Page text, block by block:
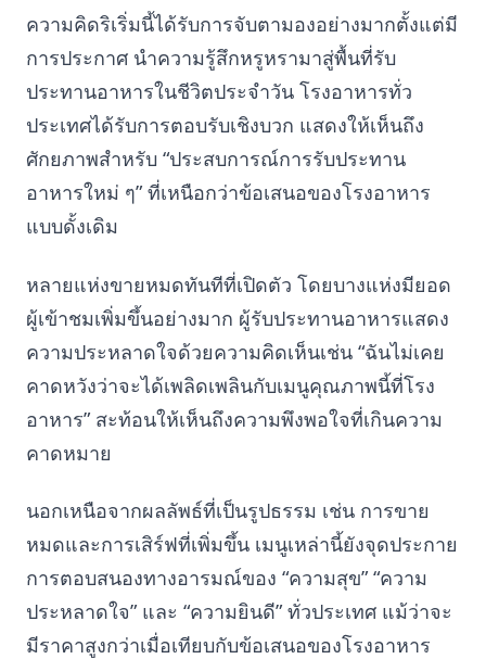
ความคิดริเริ่มนี้ได้รับการจับตามองอย่างมากตั้งแต่มี
การประกาศ นำความรู้สึกหรูหรามาสู่พื้นที่รับ
ประทานอาหารในชีวิตประจำวัน โรงอาหารทั่ว
ประเทศได้รับการตอบรับเชิงบวก แสดงให้เห็นถึง
ศักยภาพสำหรับ “ประสบการณ์การรับประทาน
อาหารใหม่ ๆ” ที่เหนือกว่าข้อเสนอของโรงอาหาร
แบบดั้งเดิม
หลายแห่งขายหมดทันทีที่เปิดตัว โดยบางแห่งมียอด
ผู้เข้าชมเพิ่มขึ้นอย่างมาก ผู้รับประทานอาหารแสดง
ความประหลาดใจด้วยความคิดเห็นเช่น “ฉันไม่เคย
คาดหวังว่าจะได้เพลิดเพลินกับเมนูคุณภาพนี้ที่โรง
อาหาร” สะท้อนให้เห็นถึงความพึงพอใจที่เกินความ
คาดหมาย
นอกเหนือจากผลลัพธ์ที่เป็นรูปธรรม เช่น การขาย
หมดและการเสิร์ฟที่เพิ่มขึ้น เมนูเหล่านี้ยังจุดประกาย
การตอบสนองทางอารมณ์ของ “ความสุข” “ความ
ประหลาดใจ” และ “ความยินดี” ทั่วประเทศ แม้ว่าจะ
มีราคาสูงกว่าเมื่อเทียบกับข้อเสนอของโรงอาหาร